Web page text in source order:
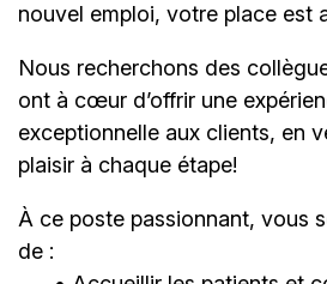
nouvel emploi, votre place est
Nous recherchons des
ont à cœur dʼoffrir une
exceptionnelle aux clients, en
plaisir à chaque étape!
À ce poste passionnant, vous
de :